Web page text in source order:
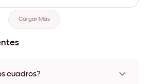
Cargar Más
cuadros?